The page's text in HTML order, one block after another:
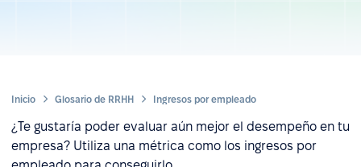
Inicio Glosario de RRHH Ingresos por empleado
¿Te gustaría poder evaluar aún mejor el desempeño en tu
empresa? Utiliza una métrica como los ingresos por